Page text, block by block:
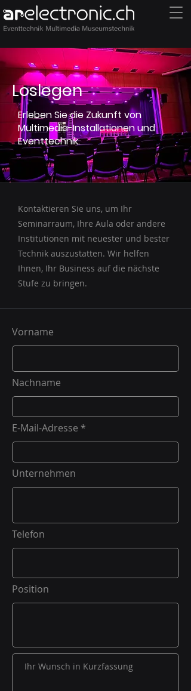
Loslegen
Erleben Sie die Zukunft von
Multimedia-Installationen und
Eventtechnik.
Kontaktieren Sie uns, um Ihr
Seminarraum, Ihre Aula oder andere
Institutionen mit neuester und bester
Technik auszustatten. Wir helfen
Ihnen, Ihr Business auf die nächste
Stufe zu bringen.
Vorname
Nachname
E-Mail-Adresse
Unternehmen
Telefon
Position